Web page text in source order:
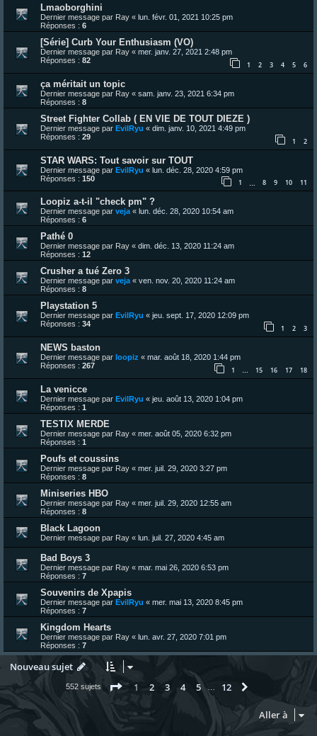
Lmaoborghini
Dernier message par Ray « lun. févr. 01, 2021 10:25 pm
Réponses : 6
[Série] Curb Your Enthusiasm (VO)
Dernier message par Ray « mer. janv. 27, 2021 2:48 pm
Réponses : 82 1 2 3 4 5 6
ça méritait un topic
Dernier message par Ray « sam. janv. 23, 2021 6:34 pm
Réponses : 8
Street Fighter Collab ( EN VIE DE TOUT DIEZE )
Dernier message par EvilRyu « dim. janv. 10, 2021 4:49 pm
Réponses : 29 1 2
STAR WARS: Tout savoir sur TOUT
Dernier message par EvilRyu « lun. déc. 28, 2020 4:59 pm
Réponses : 150 1 8 9 10 11
Loopiz a-t-il "check pm" ?
Dernier message par veja « lun. déc. 28, 2020 10:54 am
Réponses : 6
Pathé 0
Dernier message par Ray « dim. déc. 13, 2020 11:24 am
Réponses : 12
Crusher a tué Zero 3
Dernier message par veja « ven. nov. 20, 2020 11:24 am
Réponses : 8
Playstation 5
Dernier message par EvilRyu « jeu. sept. 17, 2020 12:09 pm
Réponses : 34 1 2 3
NEWS baston
Dernier message par loopiz « mar. août 18, 2020 1:44 pm
Réponses : 267 1 … 15 16 17 18
La venicce
Dernier message par EvilRyu « jeu. août 13, 2020 1:04 pm
Réponses : 1
TESTIX MERDE
Dernier message par Ray « mer. août 05, 2020 6:32 pm
Réponses : 1
Poufs et coussins
Dernier message par Ray « mer. juil. 29, 2020 3:27 pm
Réponses : 8
Miniseries HBO
Dernier message par Ray « mer. juil. 29, 2020 12:55 am
Réponses : 8
Black Lagoon
Dernier message par Ray « lun. juil. 27, 2020 4:45 am
Bad Boys 3
Dernier message par Ray « mar. mai 26, 2020 6:53 pm
Réponses : 7
Souvenirs de Xpapis
Dernier message par EvilRyu « mer. mai 13, 2020 8:45 pm
Réponses : 7
Kingdom Hearts
Dernier message par Ray « lun. avr. 27, 2020 7:01 pm
Réponses : 7
Nouveau sujet
552 sujets Page 1sur12
1 2 3 4 5 12
Aller à